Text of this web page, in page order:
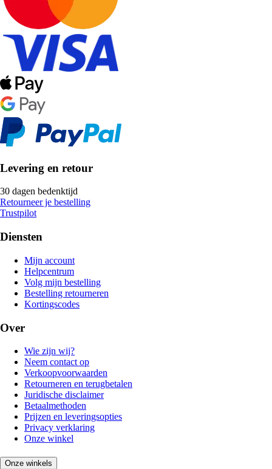
Levering en retour
30 dagen bedenktijd
Retourneer je bestelling
Trustpilot
Diensten
Mijn account
Helpcentrum
Volg mijn bestelling
Bestelling retourneren
Kortingscodes
Over
Wie zijn wij?
Neem contact op
Verkoopvoorwaarden
Retourneren en terugbetalen
Juridische disclaimer
Betaalmethoden
Prijzen en leveringsopties
Privacy verklaring
Onze winkel
Onze winkels